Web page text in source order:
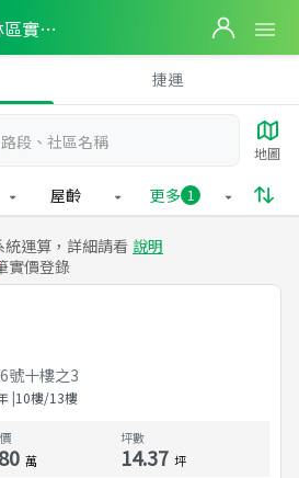
士林區實價登錄
捷運
地圖
屋齡 更多 1
統運算，詳細請看 說明
實價登錄
號十樓之3
10樓/13樓
萬
坪數
14.37 坪